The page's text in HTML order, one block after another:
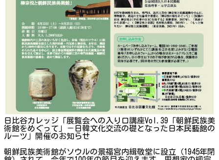
日比谷カレッジ「展覧会への入り口講座Vol.39「朝鮮民族美
術館をめぐって」－日韓文化交流の礎となった日本民藝館の
ルーツ」開催のお知らせ
朝鮮民族美術館がソウルの景福宮内緝敬堂に設立（1945年閉